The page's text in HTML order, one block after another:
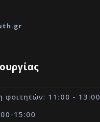
φοιτητών: 11:00 - 13:00
15:00